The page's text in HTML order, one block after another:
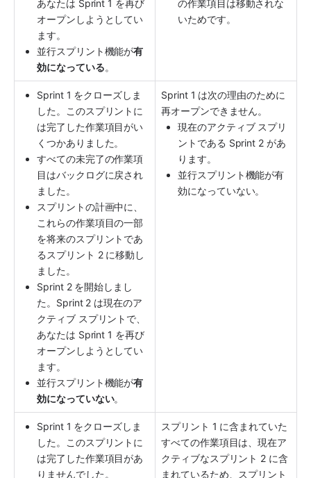
あなたは Sprint 1 を再び
オープンしようとしてい
ます。
並行スプリント機能が有
効になっている。
の作業項目は移動されな
いためです。
Sprint 1 をクローズしま
した。このスプリントに
は完了した作業項目がい
くつかありました。
すべての未完了の作業項
目はバックログに戻され
ました。
スプリントの計画中に、
これらの作業項目の一部
を将来のスプリントであ
るスプリント 2 に移動し
ました。
Sprint 2 を開始しまし
た。Sprint 2 は現在のア
クティブ スプリントで、
あなたは Sprint 1 を再び
オープンしようとしてい
ます。
並行スプリント機能が有
効になっていない。
Sprint 1 は次の理由のために
再オープンできません。
現在のアクティブ スプリ
ントである Sprint 2 があ
ります。
並行スプリント機能が有
効になっていない。
Sprint 1 をクローズしま
した。このスプリントに
は完了した作業項目があ
りませんでした。
スプリント 1 に含まれていた
すべての作業項目は、現在ア
クティブなスプリント 2 に含
まれているため、スプリント